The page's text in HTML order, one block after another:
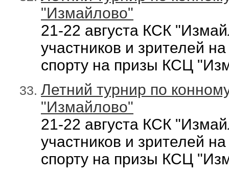
"Измайлово"
21-22 августа КСК
участников и зрителей
спорту на призы КСЦ
Летний турнир по
"Измайлово"
21-22 августа КСК
участников и зрителей
спорту на призы КСЦ